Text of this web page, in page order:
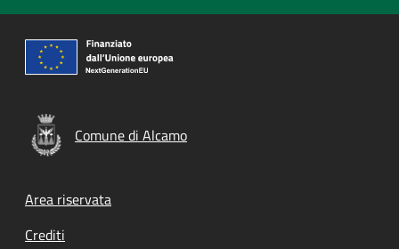
Comune di Alcamo
Footer menu
Area riservata
Crediti